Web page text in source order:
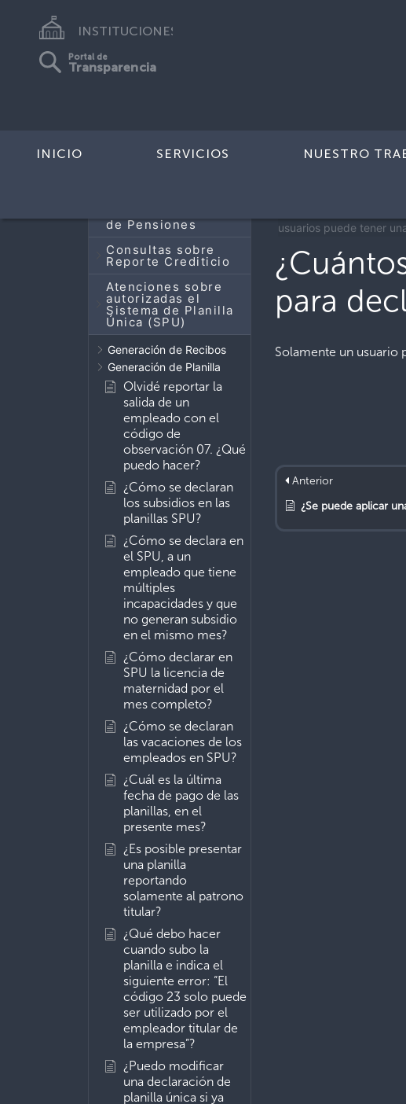
INSTITUCIONES
Portal de
Transparencia
INICIO SERVICIOS NUESTRO
de Pensiones
Consultas sobre
Reporte Crediticio
Atenciones sobre
autorizadas el
Sistema de Planilla
Única (SPU)
Generación de Recibos
Generación de Planilla
Olvidé reportar la
salida de un
empleado con el
código de
observación 07. ¿Qué
puedo hacer?
¿Cómo se declaran
los subsidios en las
planillas SPU?
¿Cómo se declara en
el SPU, a un
empleado que tiene
múltiples
incapacidades y que
no generan subsidio
en el mismo mes?
¿Cómo declarar en
SPU la licencia de
maternidad por el
mes completo?
¿Cómo se declaran
las vacaciones de los
empleados en SPU?
¿Cuál es la última
fecha de pago de las
planillas, en el
presente mes?
¿Es posible presentar
una planilla
reportando
solamente al patrono
titular?
¿Qué debo hacer
cuando subo la
planilla e indica el
siguiente error: “El
código 23 solo puede
ser utilizado por el
empleador titular de
la empresa”?
¿Puedo modificar
una declaración de
planilla única si ya
usuarios puede tener
para
Solamente un usuario
Anterior
¿Se puede aplicar una planilla